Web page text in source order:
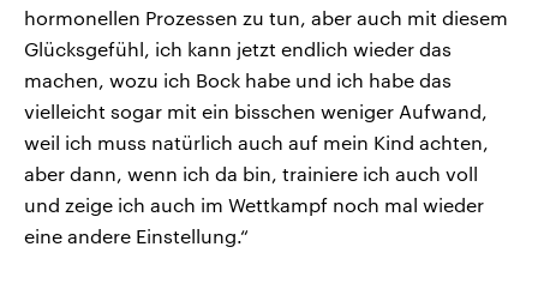
hormonellen Prozessen zu tun, aber auch mit diesem
Glücksgefühl, ich kann jetzt endlich wieder das
machen, wozu ich Bock habe und ich habe das
vielleicht sogar mit ein bisschen weniger Aufwand,
weil ich muss natürlich auch auf mein Kind achten,
aber dann, wenn ich da bin, trainiere ich auch voll
und zeige ich auch im Wettkampf noch mal wieder
eine andere Einstellung.“